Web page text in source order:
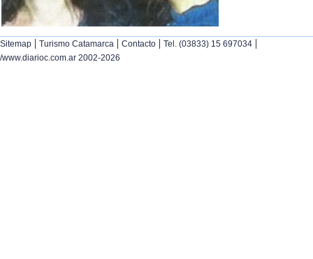
Sitemap | Turismo Catamarca | Contacto | Tel. (03833) 15 697034 |
/www.diarioc.com.ar 2002-2026